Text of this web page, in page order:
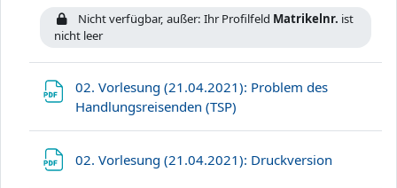
Nicht verfügbar, außer: Ihr Profilfeld Matrikelnr. ist
nicht leer
02. Vorlesung (21.04.2021): Problem des
Handlungsreisenden (TSP)
02. Vorlesung (21.04.2021): Druckversion